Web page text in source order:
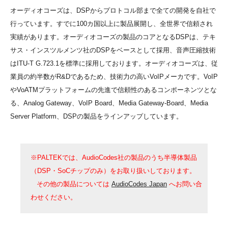
オーディオコーズは、DSPからプロトコル部まで全ての開発を自社で
行っています。すでに100カ国以上に製品展開し、全世界で信頼され
実績があります。オーディオコーズの製品のコアとなるDSPは、テキ
サス・インスツルメンツ社のDSPをベースとして採用、音声圧縮技術
はITU-T G.723.1を標準に採用しております。オーディオコーズは、従
業員の約半数がR&Dであるため、技術力の高いVoIPメーカです。VoIP
やVoATMプラットフォームの先進で信頼性のあるコンポーネンツとな
る、Analog Gateway、VoIP Board、Media Gateway-Board、Media
Server Platform、DSPの製品をラインアップしています。
※PALTEKでは、AudioCodes社の製品のうち半導体製品
（DSP・SoCチップのみ）をお取り扱いしております。
その他の製品については AudioCodes Japan へお問い合
わせください。